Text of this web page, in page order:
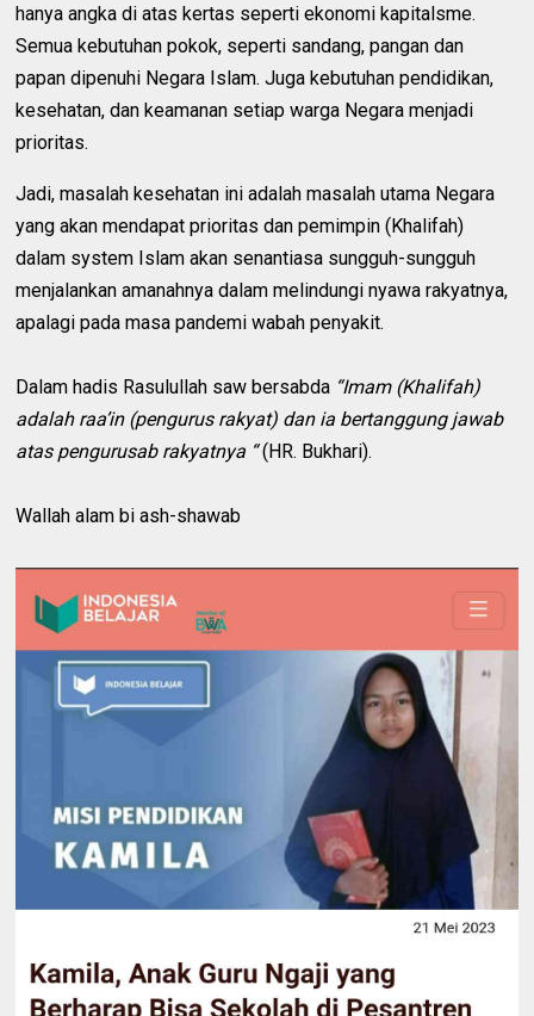
hanya angka di atas kertas seperti ekonomi kapitalsme.
Semua kebutuhan pokok, seperti sandang, pangan dan
papan dipenuhi Negara Islam. Juga kebutuhan pendidikan,
kesehatan, dan keamanan setiap warga Negara menjadi
prioritas.
Jadi, masalah kesehatan ini adalah masalah utama Negara
yang akan mendapat prioritas dan pemimpin (Khalifah)
dalam system Islam akan senantiasa sungguh-sungguh
menjalankan amanahnya dalam melindungi nyawa rakyatnya,
apalagi pada masa pandemi wabah penyakit.
Dalam hadis Rasulullah saw bersabda “Imam (Khalifah)
adalah raa’in (pengurus rakyat) dan ia bertanggung jawab
atas pengurusab rakyatnya “(HR. Bukhari).
Wallah alam bi ash-shawab